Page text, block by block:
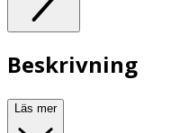
Beskrivning
Läs mer